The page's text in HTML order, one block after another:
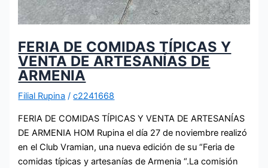
FERIA DE COMIDAS TÍPICAS Y
VENTA DE ARTESANÍAS DE
ARMENIA
Filial Rupina /c2241668
FERIA DE COMIDAS TÍPICAS Y VENTA DE ARTESANÍAS
DE ARMENIA HOM Rupina el día 27 de noviembre realizó
en el Club Vramian, una nueva edición de su “Feria de
comidas típicas y artesanías de Armenia “.La comisión